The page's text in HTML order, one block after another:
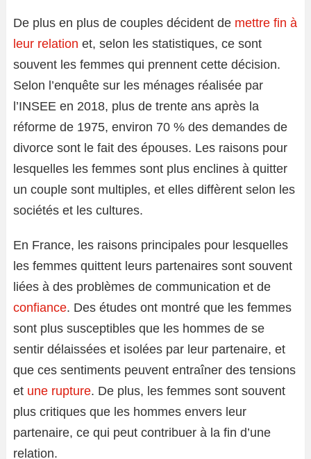
De plus en plus de couples décident de mettre fin à
leur relation et, selon les statistiques, ce sont
souvent les femmes qui prennent cette décision.
Selon l’enquête sur les ménages réalisée par
l’INSEE en 2018, plus de trente ans après la
réforme de 1975, environ 70 % des demandes de
divorce sont le fait des épouses. Les raisons pour
lesquelles les femmes sont plus enclines à quitter
un couple sont multiples, et elles diffèrent selon les
sociétés et les cultures.
En France, les raisons principales pour lesquelles
les femmes quittent leurs partenaires sont souvent
liées à des problèmes de communication et de
confiance. Des études ont montré que les femmes
sont plus susceptibles que les hommes de se
sentir délaissées et isolées par leur partenaire, et
que ces sentiments peuvent entraîner des tensions
et une rupture. De plus, les femmes sont souvent
plus critiques que les hommes envers leur
partenaire, ce qui peut contribuer à la fin d’une
relation.